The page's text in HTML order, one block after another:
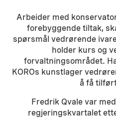
Arbeider med
forebyggende tiltak,
spørsmål vedrørende
holder kurs og
forvaltningsområdet.
KOROs kunstlager
å få
Fredrik Qvale var
regjeringskvartalet